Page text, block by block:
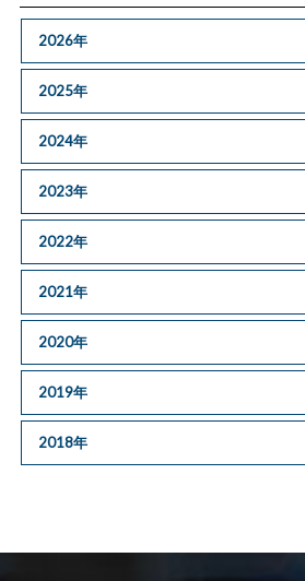
2026年
2025年
2024年
2023年
2022年
2021年
2020年
2019年
2018年